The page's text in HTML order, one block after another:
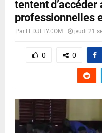
tentent d’accéder
professionnelles
Par LEDJELY.COM jeudi 21
0 0